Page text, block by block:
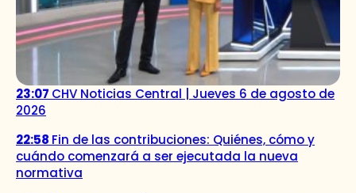
23:07 CHV Noticias Central | Jueves 6 de agosto de
2026
22:58 Fin de las contribuciones: Quiénes, cómo y
cuándo comenzará a ser ejecutada la nueva
normativa